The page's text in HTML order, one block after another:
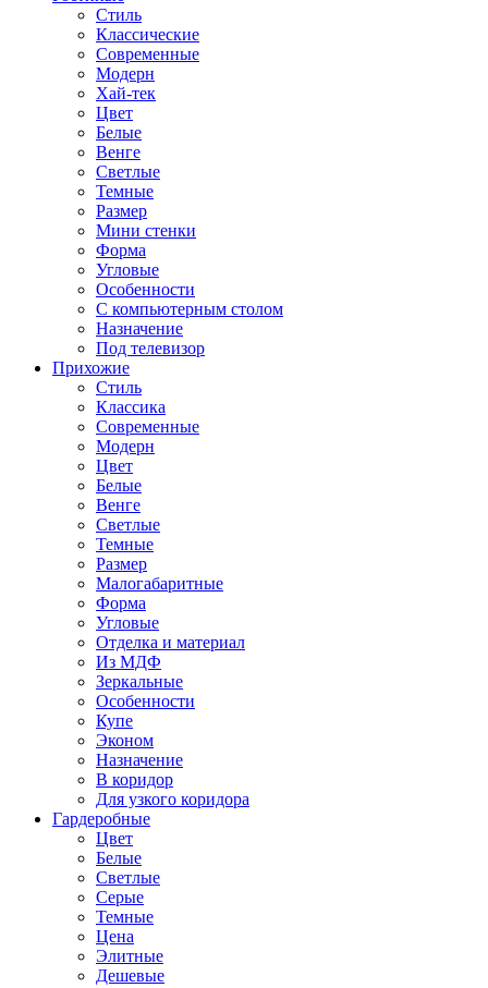
Стиль
Классические
Современные
Модерн
Хай-тек
Цвет
Белые
Венге
Светлые
Темные
Размер
Мини стенки
Форма
Угловые
Особенности
С компьютерным столом
Назначение
Под телевизор
Прихожие
Стиль
Классика
Современные
Модерн
Цвет
Белые
Венге
Светлые
Темные
Размер
Малогабаритные
Форма
Угловые
Отделка и материал
Из МДФ
Зеркальные
Особенности
Купе
Эконом
Назначение
В коридор
Для узкого коридора
Гардеробные
Цвет
Белые
Светлые
Серые
Темные
Цена
Элитные
Дешевые